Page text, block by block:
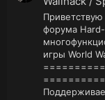
форума
игры World